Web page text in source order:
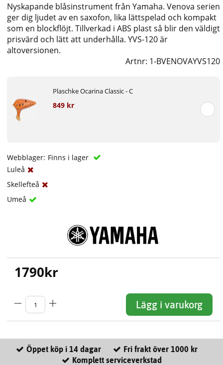
Nyskapande blåsinstrument från Yamaha. Venova serien
ger dig ljudet av en saxofon, lika lättspelad och kompakt
som en blockflöjt. Tillverkad i ABS plast så blir den väldigt
prisvärd och lätt att underhålla. YVS-120 är
altoversionen.
Artnr: 1-BVENOVAYVS120
Plaschke Ocarina Classic - C
849 kr
Webblager: Finns i lager
Luleå
Skellefteå
Umeå
1790kr
Lägg i varukorg
Öppet köp i 14 dagar
Fri frakt över 1000 kr
Komplett serviceverkstad